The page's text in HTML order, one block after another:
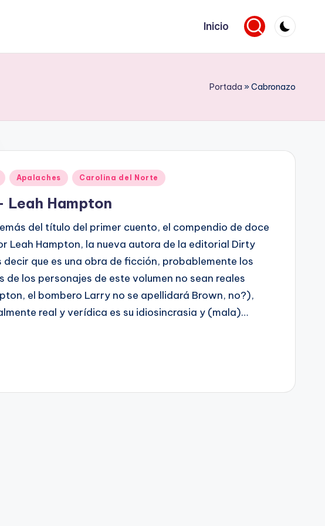
Inicio
Portada »Cabronazo
Apalaches Carolina del Norte
Leah Hampton
del título del primer cuento, el compendio de doce
Leah Hampton, la nueva autora de la editorial Dirty
decir que es una obra de ficción, probablemente los
de los personajes de este volumen no sean reales
el bombero Larry no se apellidará Brown, no?),
real y verídica es su idiosincrasia y (mala)…